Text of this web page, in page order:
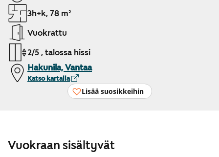
3h+k, 78 m²
Vuokrattu
2/5 , talossa hissi
Hakunila, Vantaa
Katso kartalla
Lisää suosikkeihin
Vuokraan sisältyvät